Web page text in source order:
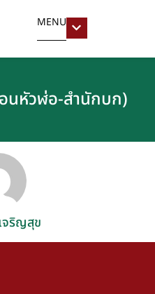
MENU
นหัวฬ่อ-สำนักบก)
ริญสุข